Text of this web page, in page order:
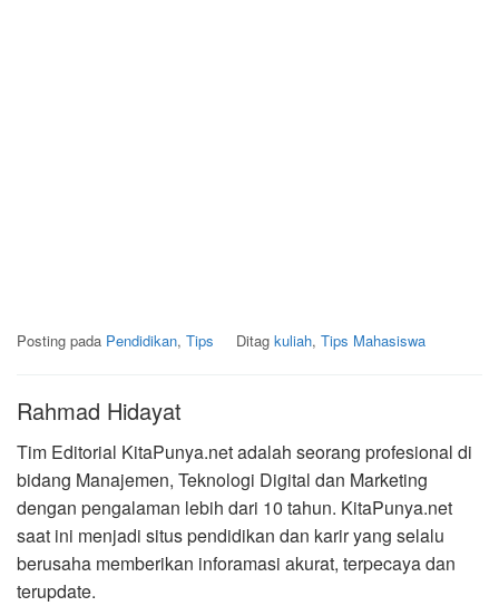
Posting pada Pendidikan, Tips Ditag kuliah, Tips Mahasiswa
Rahmad Hidayat
Tim Editorial KitaPunya.net adalah seorang profesional di
bidang Manajemen, Teknologi Digital dan Marketing
dengan pengalaman lebih dari 10 tahun. KitaPunya.net
saat ini menjadi situs pendidikan dan karir yang selalu
berusaha memberikan inforamasi akurat, terpecaya dan
terupdate.